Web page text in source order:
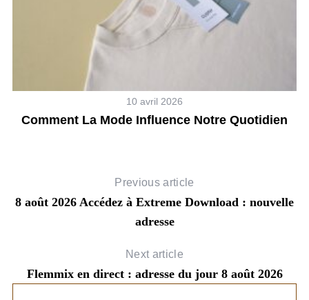
10 avril 2026
Comment La Mode Influence Notre Quotidien
Previous article
8 août 2026 Accédez à Extreme Download : nouvelle
adresse
Next article
Flemmix en direct : adresse du jour 8 août 2026